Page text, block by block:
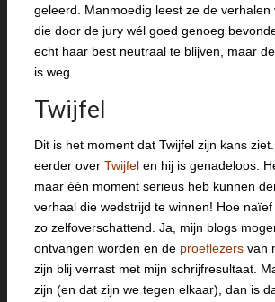
geleerd. Manmoedig leest ze de verhalen
die door de jury wél goed genoeg
echt haar best neutraal te blijven, maar
is weg.
Twijfel
Dit is het moment dat Twijfel zijn kans
eerder over Twijfel en hij is genadeloos.
maar één moment serieus heb kunnen
verhaal die wedstrijd te winnen! Hoe
zo zelfoverschattend. Ja, mijn blogs
ontvangen worden en de proeflezers van
zijn blij verrast met mijn schrijfresultaat.
zijn (en dat zijn we tegen elkaar), dan is